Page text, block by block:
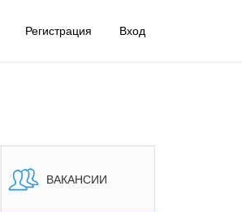
Регистрация Вход
ВАКАНСИИ